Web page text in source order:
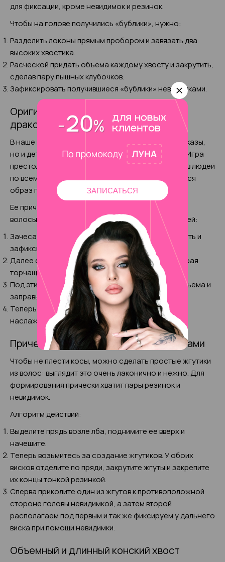
для фиксации, кроме невидимок и резинок.
Чтобы на голове получились «бублики», нужно:
Разделить локоны прямым пробором и завязать два
высоких хвостика.
Расческой придать объема каждому хвосту и закрутить,
сделав пару пышных клубочков.
Зафиксировать получившиеся «бублики» невидимками.
Оригинальная прическа «матери
драконов»
В наше время стиль задают не только модные показы,
но и детища кинематографа. Например, сериал «Игра
престолов» приобрел фанатов в числе миллионов людей
по всему миру и, конечно, без внимания не остался
образ героини Дейенерис.
Ее прическу, которая украсит и светлые и темные
волосы, можно повторить без особых сложностей:
Зачесав назад волосы, отделите их верхнюю часть и
зафиксируйте небольшой хвостик резинкой.
Далее его нужно вывернуть внутрь, попутно убирая
торчащие волоски.
Под этим хвостом сделайте второй такого же объема и
заправьте внутрь.
Теперь повторно выверните оба хвоста и
наслаждайтесь женственной прической.
Прическа на длинные волосы со жгутами
Чтобы не плести косы, можно сделать простые жгутики
из волос: выглядит это очень лаконично и нежно. Для
формирования прически хватит пары резинок и
невидимок.
Алгоритм действий:
Выделите прядь возле лба, поднимите ее вверх и
начешите.
Теперь возьмитесь за создание жгутиков. У обоих
висков отделите по пряди, закрутите жгуты и закрепите
их концы тонкой резинкой.
Сперва приколите один из жгутов к противоположной
стороне головы невидимкой, а затем второй
располагаем под первым и так же фиксируем у дальнего
виска при помощи невидимки.
Объемный и длинный конский хвост
ЗАПИСАТЬСЯ